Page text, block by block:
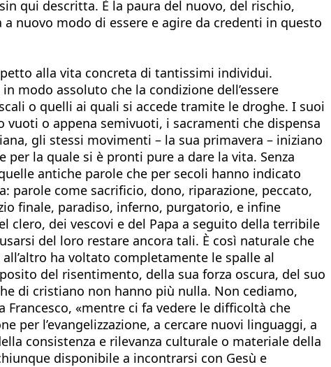
qui descritta. È la paura del nuovo, del rischio,
nuovo modo di essere e agire da credenti in questo
alla vita concreta di tantissimi individui.
modo assoluto che la condizione dell’essere
o quelli ai quali si accede tramite le droghe. I suoi
o appena semivuoti, i sacramenti che dispensa
gli stessi movimenti – la sua primavera – iniziano
per la quale si è pronti pure a dare la vita. Senza
antiche parole che per secoli hanno indicato
parole come sacrificio, dono, riparazione, peccato,
finale, paradiso, inferno, purgatorio, e infine
clero, dei vescovi e del Papa a seguito della terribile
del loro restare ancora tali. È così naturale che
ha voltato completamente le spalle al
del risentimento, della sua forza oscura, del suo
di cristiano non hanno più nulla. Non cediamo,
«mentre ci fa vedere le difficoltà che
l’evangelizzazione, a cercare nuovi linguaggi, a
consistenza e rilevanza culturale o materiale della
disponibile a incontrarsi con Gesù e